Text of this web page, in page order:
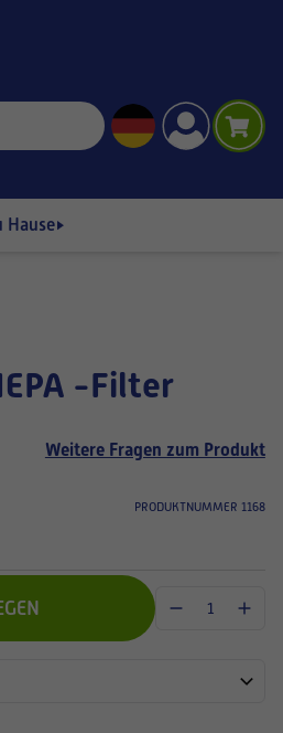
Hause
-Filter
Weitere Fragen zum Produkt
PRODUKTNUMMER 1168